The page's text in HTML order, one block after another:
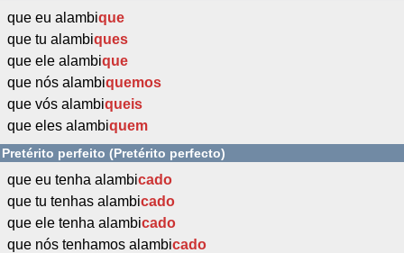
que eu alambique
que tu alambiques
que ele alambique
que nós alambiquemos
que vós alambiqueis
que eles alambiquem
Pretérito perfeito (Pretérito perfecto)
que eu tenha alambicado
que tu tenhas alambicado
que ele tenha alambicado
que nós tenhamos alambicado